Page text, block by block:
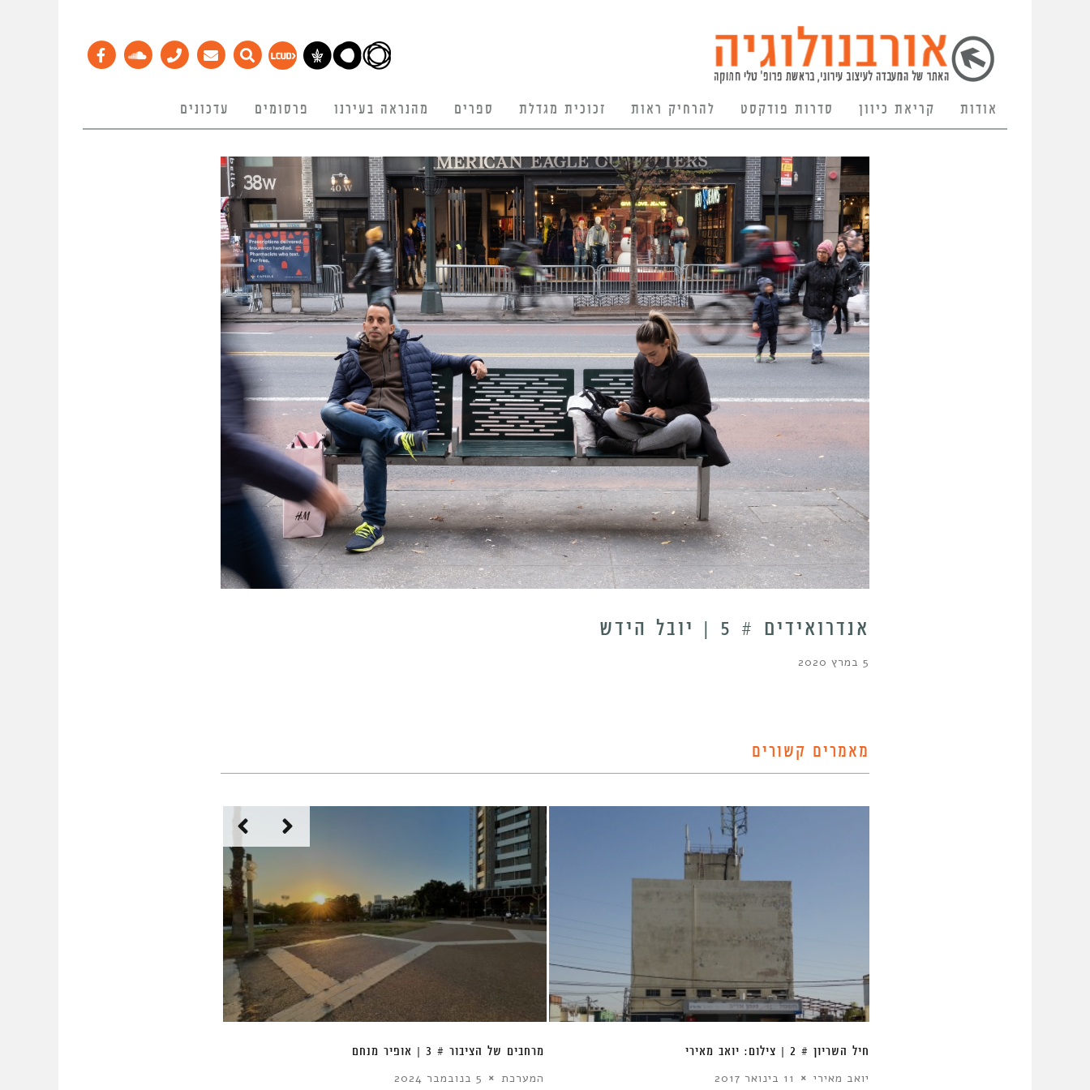
אודות קריאת כיוון סדרות פודקסט להרחיק ראות זכוכית מגדלת ספרים מהנראה בעירנו פרסומים עדכונים
אנדרואידים # 5 | יובל הידש
5 במרץ 2020
מאמרים קשורים
מרחבים של הציבור # 3 | אופיר מנחם
המערכת 5 בנובמבר 2024
חיל השריון # 2 | צילום: יואב מאירי
יואב מאירי 11 בינואר 2017